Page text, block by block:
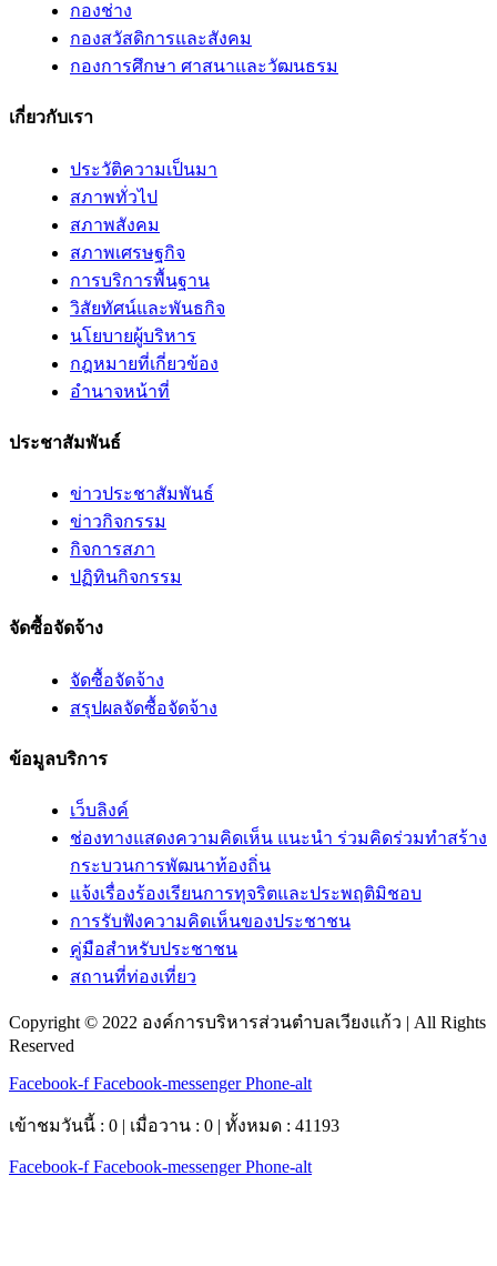
กองช่าง
กองสวัสดิการและสังคม
กองการศึกษา ศาสนาและวัฒนธรม
เกี่ยวกับเรา
ประวัติความเป็นมา
สภาพทั่วไป
สภาพสังคม
สภาพเศรษฐกิจ
การบริการพื้นฐาน
วิสัยทัศน์และพันธกิจ
นโยบายผู้บริหาร
กฎหมายที่เกี่ยวข้อง
อํานาจหน้าที่
ประชาสัมพันธ์
ข่าวประชาสัมพันธ์
ข่าวกิจกรรม
กิจการสภา
ปฏิทินกิจกรรม
จัดซื้อจัดจ้าง
จัดซื้อจัดจ้าง
สรุปผลจัดซื้อจัดจ้าง
ข้อมูลบริการ
เว็บลิงค์
ช่องทางแสดงความคิดเห็น แนะนำ ร่วมคิดร่วมทำสร้าง
กระบวนการพัฒนาท้องถิ่น
แจ้งเรื่องร้องเรียนการทุจริตและประพฤติมิชอบ
การรับฟังความคิดเห็นของประชาชน
คู่มือสำหรับประชาชน
สถานที่ท่องเที่ยว
Copyright © 2022 องค์การบริหารส่วนตำบลเวียงแก้ว | All Rights
Reserved
Facebook-f Facebook-messenger Phone-alt
เข้าชมวันนี้ : 0 | เมื่อวาน : 0 | ทั้งหมด : 41193
Facebook-f Facebook-messenger Phone-alt